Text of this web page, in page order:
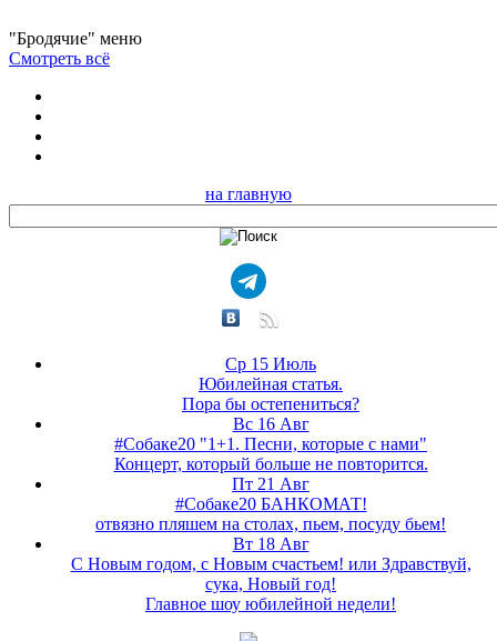
"Бродячие" меню
Смотреть всё
на главную
Ср 15 Июль
Юбилейная статья.
Пора бы остепениться?
Вс 16 Авг
#Собаке20 "1+1. Песни, которые с нами"
Концерт, который больше не повторится.
Пт 21 Авг
#Собаке20 БАНКОМАТ!
отвязно пляшем на столах, пьем, посуду бьем!
Вт 18 Авг
С Новым годом, с Новым счастьем! или Здравствуй,
сука, Новый год!
Главное шоу юбилейной недели!